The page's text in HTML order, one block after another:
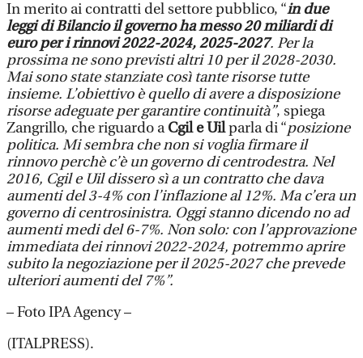
In merito ai contratti del settore pubblico, “in due
leggi di Bilancio il governo ha messo 20 miliardi di
euro per i rinnovi 2022-2024, 2025-2027. Per la
prossima ne sono previsti altri 10 per il 2028-2030.
Mai sono state stanziate così tante risorse tutte
insieme. L’obiettivo è quello di avere a disposizione
risorse adeguate per garantire continuità”, spiega
Zangrillo, che riguardo aCgil e Uilparla di “posizione
politica. Mi sembra che non si voglia firmare il
rinnovo perchè c’è un governo di centrodestra. Nel
2016, Cgil e Uil dissero sì a un contratto che dava
aumenti del 3-4% con l’inflazione al 12%. Ma c’era un
governo di centrosinistra. Oggi stanno dicendo no ad
aumenti medi del 6-7%. Non solo: con l’approvazione
immediata dei rinnovi 2022-2024, potremmo aprire
subito la negoziazione per il 2025-2027 che prevede
ulteriori aumenti del 7%”.
– Foto IPA Agency –
(ITALPRESS).